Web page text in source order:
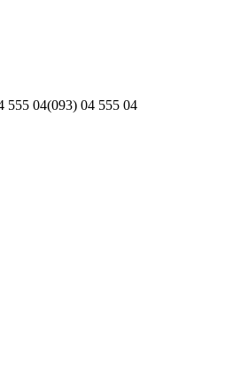
555 04(093) 04 555 04